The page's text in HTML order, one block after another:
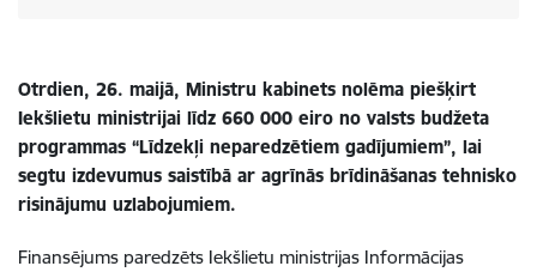
Otrdien, 26. maijā, Ministru kabinets nolēma piešķirt
Iekšlietu ministrijai līdz 660 000 eiro no valsts budžeta
programmas “Līdzekļi neparedzētiem gadījumiem”, lai
segtu izdevumus saistībā ar agrīnās brīdināšanas tehnisko
risinājumu uzlabojumiem.
Finansējums paredzēts Iekšlietu ministrijas Informācijas